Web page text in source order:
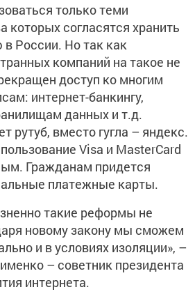
только теми
которых согласятся хранить
России. Но так как
компаний на такое не
доступ ко многим
интернет-банкингу,
данных и т.д.
рутуб, вместо гугла – яндекс.
Visa и MasterCard
Гражданам придется
платежные карты.
такие реформы не
новому закону мы сможем
и в условиях изоляции», –
– советник президента
интернета.